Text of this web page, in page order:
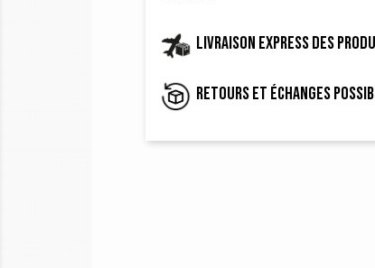
Livraison express des
Retours et échanges